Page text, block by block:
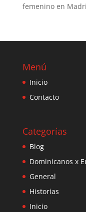
femenino en
Menú
Inicio
Contacto
Categorías
Blog
Dominicanos x
General
Historias
Inicio